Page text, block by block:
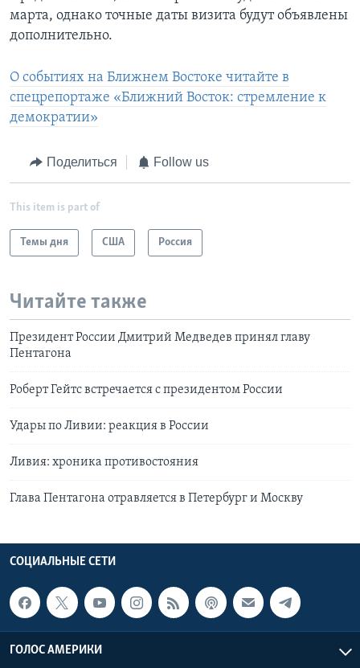
марта, однако точные даты визита будут объявлены
дополнительно.
О событиях на Ближнем Востоке читайте в
спецрепортаже «Ближний Восток: стремление к
демократии»
Поделиться Follow us
This item is part of
Темы дня США Россия
Читайте также
Президент России Дмитрий Медведев принял главу
Пентагона
Роберт Гейтс встречается с президентом России
Удары по Ливии: реакция в России
Ливия: хроника противостояния
Глава Пентагона отравляется в Петербург и Москву
СОЦИАЛЬНЫЕ СЕТИ
ГОЛОС АМЕРИКИ